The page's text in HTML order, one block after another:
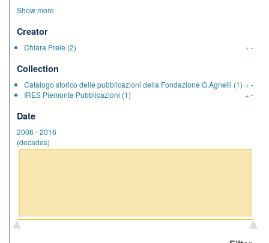
Show more
Creator
Chiara Prele (2) +-
Collection
Catalogo storico delle pubblicazioni della Fondazione G.Agnelli (1) +-
IRES Piemonte Pubblicazioni (1) +-
Date
2006 -2016
(decades)